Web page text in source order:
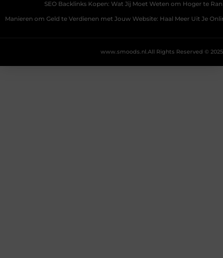
SEO Backlinks Kopen: Wat Jij Moet Weten om Hoger te
Manieren om Geld te Verdienen met Jouw Website: Haal Meer Uit Je
All Rights Reserved © 2025
www.smoods.nl.